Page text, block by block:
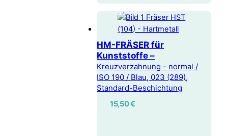
HM-FRÄSER für
Kunststoffe –
Kreuzverzahnung - normal /
ISO 190 / Blau, 023 (289),
Standard-Beschichtung
15,50€